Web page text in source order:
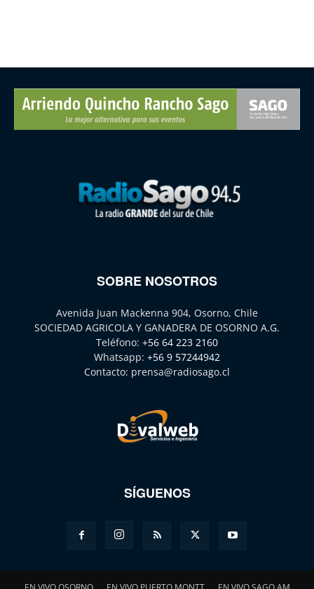
SOBRE NOSOTROS
Avenida Juan Mackenna 904, Osorno, Chile
SOCIEDAD AGRICOLA Y GANADERA DE OSORNO A.G.
Teléfono: +56 64 223 2160
Whatsapp: +56 9 57244942
Contacto: prensa@radiosago.cl
SÍGUENOS